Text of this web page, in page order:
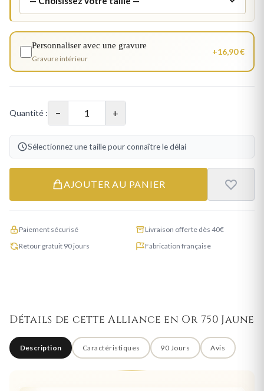
Personnaliser avec une gravure
Gravure intérieur
+16,90 €
Quantité : − +
Sélectionnez une taille pour connaître le délai
AJOUTER AU PANIER
Paiement sécurisé
Livraison offerte dès 40€
Retour gratuit 90 jours
Fabrication française
Détails de cette Alliance en Or 750 Jaune
Description Caractéristiques 90 Jours Avis